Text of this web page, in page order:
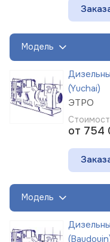
Модель
(Yuchai)
ЭТРО
от 754
Модель